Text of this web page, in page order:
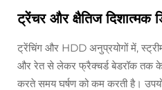
ट्रेंचर और क्षैतिज
ट्रेंचिंग और HDD अनुप्रयोगों में,
और रेत से लेकर फ्रैक्चर्ड बेडरॉक तक के
करते समय घर्षण को कम करती है।